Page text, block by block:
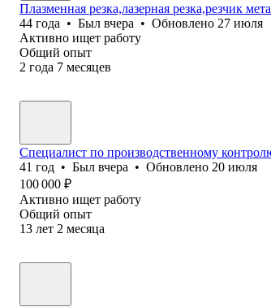
Плазменная резка,лазерная резка,резчик
44 года • Был вчера • Обновлено 27 июля
Активно ищет работу
Общий опыт
2 года 7 месяцев
Специалист по производственному
41 год • Был вчера • Обновлено 20 июля
100 000 ₽
Активно ищет работу
Общий опыт
13 лет 2 месяца